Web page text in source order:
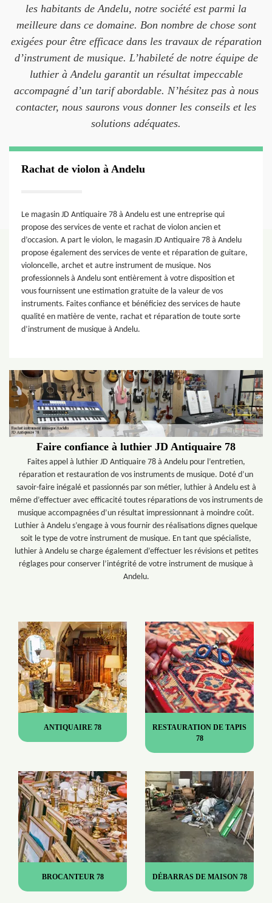
les habitants de Andelu, notre société est parmi la
meilleure dans ce domaine. Bon nombre de chose sont
exigées pour être efficace dans les travaux de réparation
d’instrument de musique. L’habileté de notre équipe de
luthier à Andelu garantit un résultat impeccable
accompagné d’un tarif abordable. N’hésitez pas à nous
contacter, nous saurons vous donner les conseils et les
solutions adéquates.
Rachat de violon à Andelu
Le magasin JD Antiquaire 78 à Andelu est une entreprise qui
propose des services de vente et rachat de violon ancien et
d’occasion. A part le violon, le magasin JD Antiquaire 78 à Andelu
propose également des services de vente et réparation de guitare,
violoncelle, archet et autre instrument de musique. Nos
professionnels à Andelu sont entièrement à votre disposition et
vous fournissent une estimation gratuite de la valeur de vos
instruments. Faites confiance et bénéficiez des services de haute
qualité en matière de vente, rachat et réparation de toute sorte
d’instrument de musique à Andelu.
Faire confiance à luthier JD Antiquaire 78
Faites appel à luthier JD Antiquaire 78 à Andelu pour l’entretien,
réparation et restauration de vos instruments de musique. Doté d’un
savoir-faire inégalé et passionnés par son métier, luthier à Andelu est à
même d’effectuer avec efficacité toutes réparations de vos instruments de
musique accompagnées d’un résultat impressionnant à moindre coût.
Luthier à Andelu s’engage à vous fournir des réalisations dignes quelque
soit le type de votre instrument de musique. En tant que spécialiste,
luthier à Andelu se charge également d’effectuer les révisions et petites
réglages pour conserver l’intégrité de votre instrument de musique à
Andelu.
ANTIQUAIRE 78
RESTAURATION DE TAPIS
78
BROCANTEUR 78 DÉBARRAS DE MAISON 78